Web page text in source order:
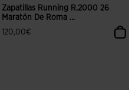
Zapatillas Running R.2000 26
Maratón De Roma ...
120,00€